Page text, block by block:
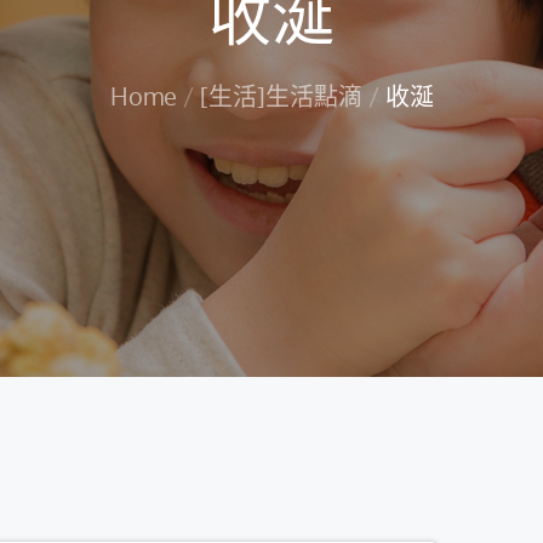
收涎
Home [生活]生活點滴 收涎